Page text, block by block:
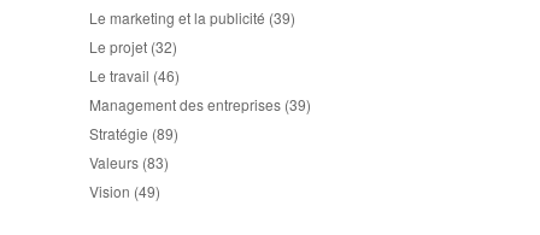
Le marketing et la publicité (39)
Le projet (32)
Le travail (46)
Management des entreprises (39)
Stratégie (89)
Valeurs (83)
Vision (49)